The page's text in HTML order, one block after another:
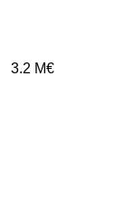
3.2 M€